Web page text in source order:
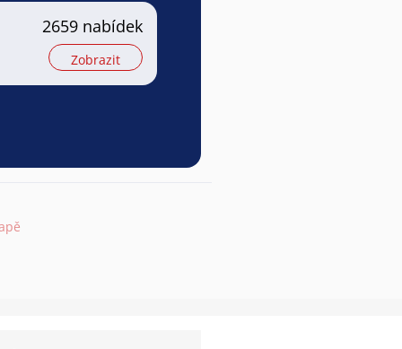
2659 nabídek
Zobrazit